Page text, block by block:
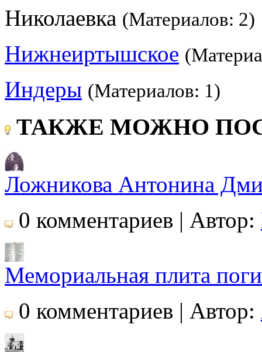
Николаевка (Материалов: 2)
Нижнеиртышское
Индеры (Материалов: 1)
ТАКЖЕ МОЖНО
Ложникова Антонина
0 комментариев | Автор:
Мемориальная плита
0 комментариев | Автор: